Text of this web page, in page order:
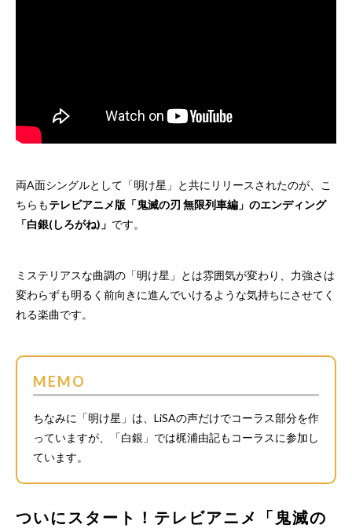
両A面シングルとして「明け星」と共にリリースされたのが、こ
ちらもテレビアニメ版「鬼滅の刃 無限列車編」のエンディング
「白銀(しろがね)」 です。
ミステリアスな曲調の「明け星」とは雰囲気が変わり、力強さは
変わらずも明るく前向きに進んでいけるような気持ちにさせてく
れる楽曲です。
MEMO
ちなみに「明け星」は、LiSAの声だけでコーラス部分を作
っていますが、「白銀」では梶浦由記もコーラスに参加し
ています。
ついにスタート！テレビアニメ「鬼滅の